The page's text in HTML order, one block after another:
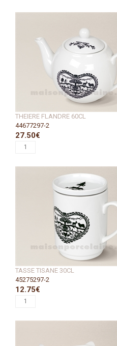
THEIERE FLANDRE 60CL
44677297-2
27.50€
TASSE TISANE 30CL
45275297-2
12.75€